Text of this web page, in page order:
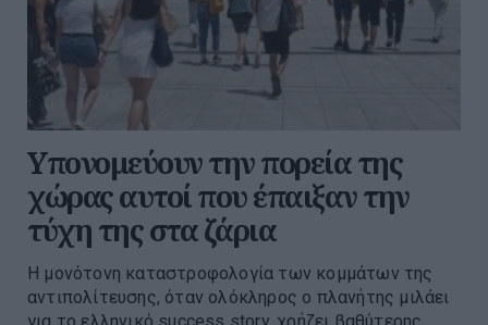
Υπονομεύουν την πορεία της
χώρας αυτοί που έπαιξαν την
τύχη της στα ζάρια
Η μονότονη καταστροφολογία των κομμάτων της
αντιπολίτευσης, όταν ολόκληρος ο πλανήτης μιλάει